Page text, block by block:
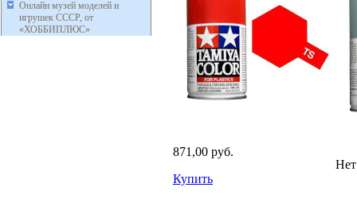
Онлайн музей моделей и
игрушек СССР, от
«ХОББИПЛЮС»
871,00 руб.
Купить